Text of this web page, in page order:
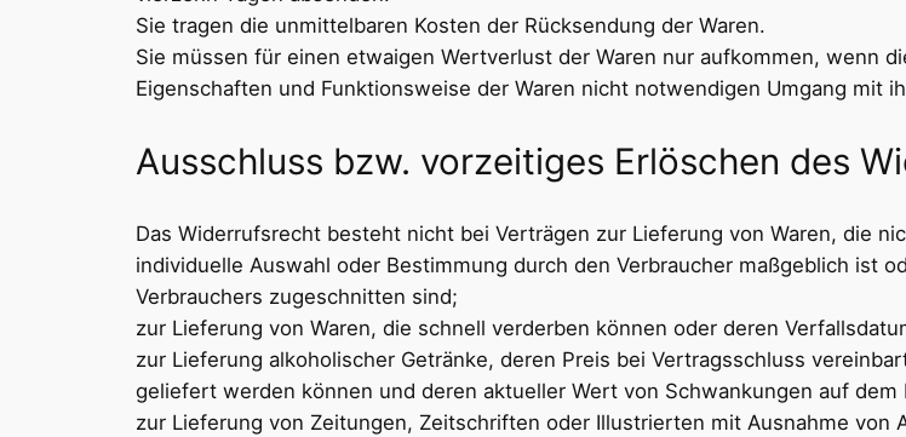
Sie tragen die unmittelbaren Kosten der Rücksendung der Waren.
Sie müssen für einen etwaigen Wertverlust der Waren nur aufkommen, wenn
Eigenschaften und Funktionsweise der Waren nicht notwendigen Umgang mit
Ausschluss bzw. vorzeitiges Erlöschen des
Das Widerrufsrecht besteht nicht bei Verträgen zur Lieferung von Waren, die
individuelle Auswahl oder Bestimmung durch den Verbraucher maßgeblich ist
Verbrauchers zugeschnitten sind;
zur Lieferung von Waren, die schnell verderben können oder deren
zur Lieferung alkoholischer Getränke, deren Preis bei Vertragsschluss
geliefert werden können und deren aktueller Wert von Schwankungen auf
zur Lieferung von Zeitungen, Zeitschriften oder Illustrierten mit Ausnahme von